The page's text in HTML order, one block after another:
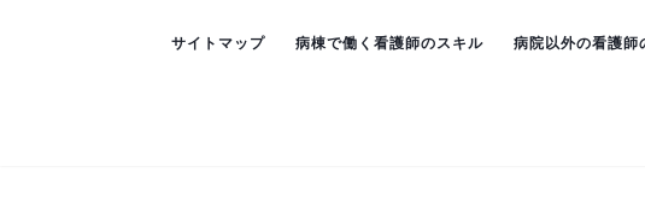
サイトマップ 病棟で働く看護師のスキル 病院以外の看護師